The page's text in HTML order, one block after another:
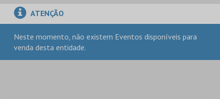
EVENTOS
CARTÕES
ATENÇÃO
Neste momento, não existem Eventos disponíveis para
venda desta entidade.